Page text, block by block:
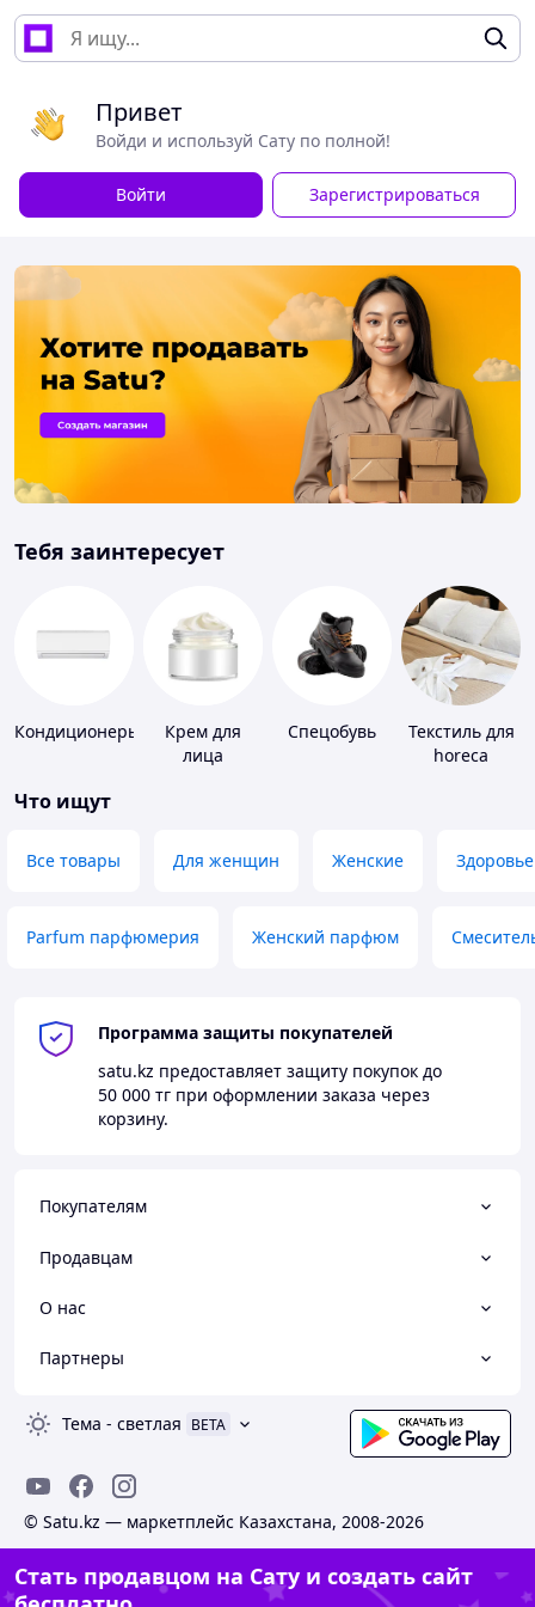
Привет
Войди и используй Сату по полной!
Войти Зарегистрироваться
Тебя заинтересует
Кондиционеры
Крем для
лица
Спецобувь
Текстиль для
horeca
Что ищут
Все товары Для женщин Женские Здоровье
Parfum парфюмерия Женский парфюм
Программа защиты покупателей
satu.kz предоставляет защиту покупок до
50 000 тг при оформлении заказа через
корзину.
Покупателям
Продавцам
О нас
Партнеры
Тема - светлая BETA
© Satu.kz — маркетплейс Казахстана, 2008-2026
Стать продавцом на Сату и создать сайт